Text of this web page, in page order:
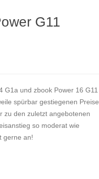
G11
G1a und zbook Power 16 G11
spürbar gestiegenen Preise,
zu den zuletzt angebotenen
so moderat wie
gerne an!